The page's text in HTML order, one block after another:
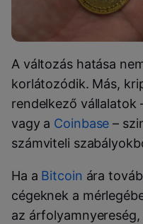
A változás hatása
korlátozódik. Más,
rendelkező vállalatok
vagy a Coinbase–
számviteli
Ha a Bitcoin ára
cégeknek a
az